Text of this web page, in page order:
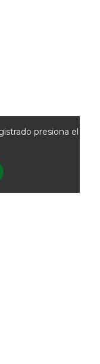
presiona el